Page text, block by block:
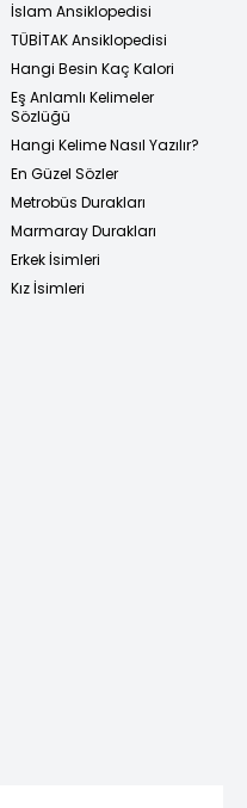
İslam Ansiklopedisi
TÜBİTAK Ansiklopedisi
Hangi Besin Kaç Kalori
Eş Anlamlı Kelimeler
Sözlüğü
Hangi Kelime Nasıl Yazılır?
En Güzel Sözler
Metrobüs Durakları
Marmaray Durakları
Erkek İsimleri
Kız İsimleri